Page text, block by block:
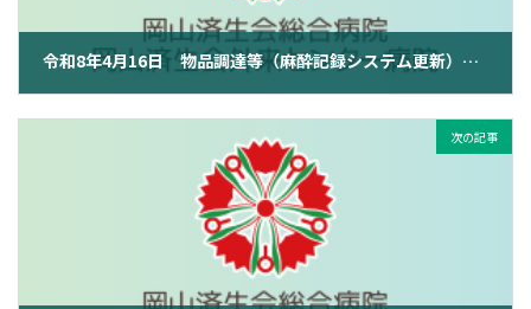
令和8年4月16日 物品調達等（麻酔記録システム更新）に係る一般競争入札（条件付）
2026年4月16日
次の記事